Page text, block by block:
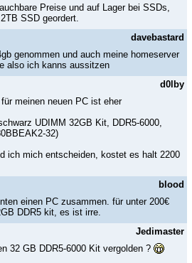
Preise und auf Lager bei SSDs,
SSD geordert.
davebastard
genommen und auch meine homeserver
also ich kanns aussitzen
d0lby
meinen neuen PC ist eher
UDIMM 32GB Kit, DDR5-6000,
32)
ich mich entscheiden, kostet es halt 2200
blood
einen PC zusammen. für unter 200€
DDR5 kit, es ist irre.
Jedimaster
32 GB DDR5-6000 Kit vergolden ?